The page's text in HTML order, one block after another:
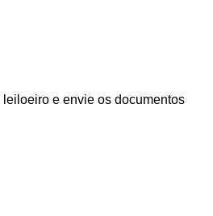
e envie os documentos